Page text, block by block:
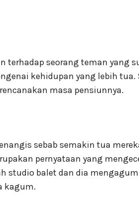
terhadap seorang teman yang
kehidupan yang lebih tua.
masa pensiunnya.
sebab semakin tua
pernyataan yang
studio balet dan dia
kagum.